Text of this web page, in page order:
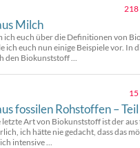
218
Milch
ich euch über die Definitionen von
ich euch nun einige Beispiele vor. In
den Biokunststoff ...
15
fossilen Rohstoffen –
Art von Biokunststoff ist der aus
ich hätte nie gedacht, dass das
intensive ...